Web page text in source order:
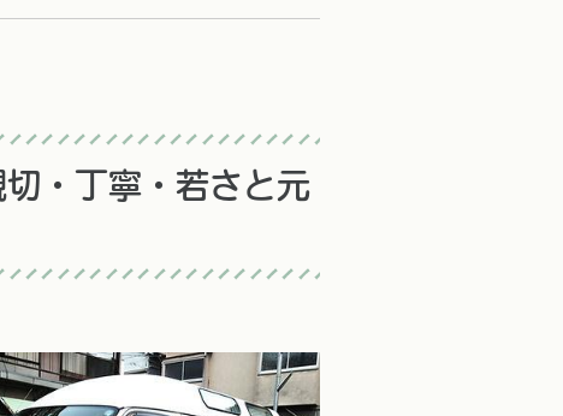
・丁寧・若さと元